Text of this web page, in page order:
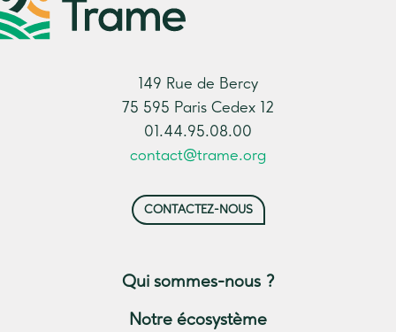
149 Rue de Bercy
75 595 Paris Cedex 12
01.44.95.08.00
contact@trame.org
CONTACTEZ-NOUS
Qui sommes-nous ?
Notre écosystème